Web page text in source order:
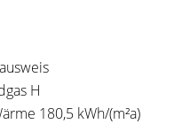
H
180,5 kWh/(m²a)